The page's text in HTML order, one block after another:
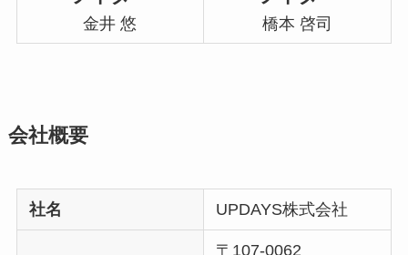
金井 悠 橋本 啓司
会社概要
社名 UPDAYS株式会社
〒107-0062